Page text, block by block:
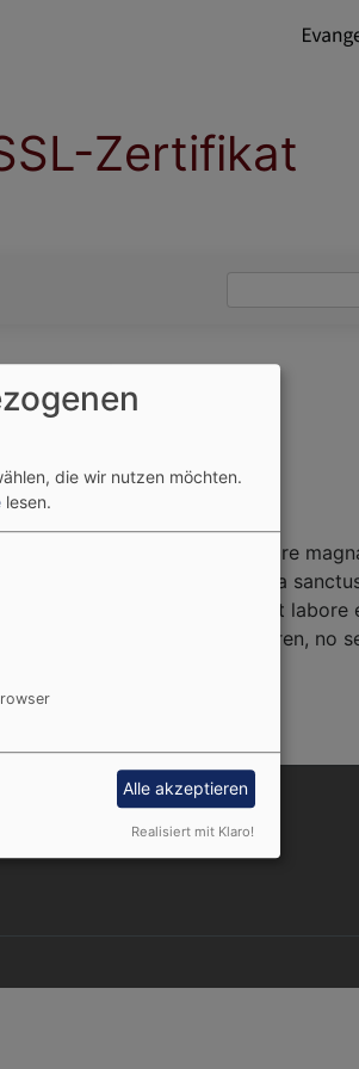
Zertifikat
invidunt ut labore et dolore
gubergren, no sea takimata
eirmod tempor invidunt ut labore
Stet clita kasd gubergren, no
Benutzermenü
Anmelden
die wir nutzen möchten.
lesen.
Alle akzeptieren
Realisiert mit Klaro!